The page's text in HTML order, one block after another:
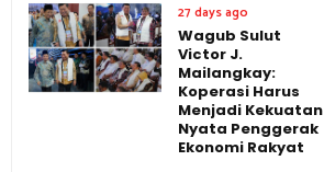
27 days ago
Wagub Sulut
Victor J.
Mailangkay:
Koperasi Harus
Menjadi Kekuatan
Nyata Penggerak
Ekonomi Rakyat